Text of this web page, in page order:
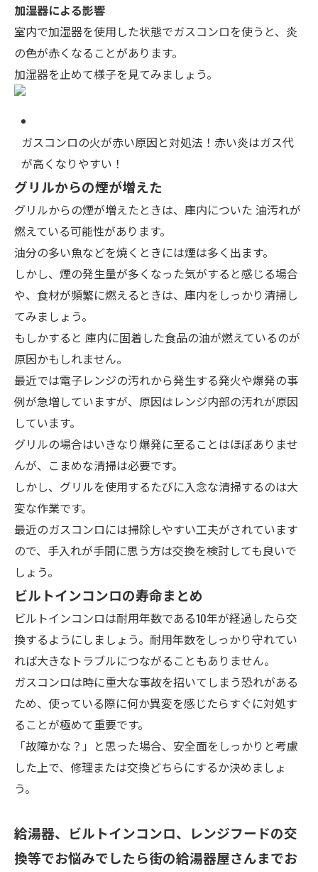
加湿器による影響
室内で加湿器を使用した状態でガスコンロを使うと、炎
の色が赤くなることがあります。
加湿器を止めて様子を見てみましょう。
ガスコンロの火が赤い原因と対処法！赤い炎はガス代
が高くなりやすい！
グリルからの煙が増えた
グリルからの煙が増えたときは、庫内についた 油汚れが
燃えている可能性があります。
油分の多い魚などを焼くときには煙は多く出ます。
しかし、煙の発生量が多くなった気がすると感じる場合
や、食材が頻繁に燃えるときは、庫内をしっかり清掃し
てみましょう。
もしかすると 庫内に固着した食品の油が燃えているのが
原因かもしれません。
最近では電子レンジの汚れから発生する発火や爆発の事
例が急増していますが、原因はレンジ内部の汚れが原因
しています。
グリルの場合はいきなり爆発に至ることはほぼありませ
んが、こまめな清掃は必要です。
しかし、グリルを使用するたびに入念な清掃するのは大
変な作業です。
最近のガスコンロには掃除しやすい工夫がされています
ので、手入れが手間に思う方は交換を検討しても良いで
しょう。
ビルトインコンロの寿命まとめ
ビルトインコンロは耐用年数である10年が経過したら交
換するようにしましょう。耐用年数をしっかり守れてい
れば大きなトラブルにつながることもありません。
ガスコンロは時に重大な事故を招いてしまう恐れがある
ため、使っている際に何か異変を感じたらすぐに対処す
ることが極めて重要です。
「故障かな？」と思った場合、安全面をしっかりと考慮
した上で、修理または交換どちらにするか決めましょ
う。
給湯器、ビルトインコンロ、レンジフードの交
換等でお悩みでしたら街の給湯器屋さんまでお